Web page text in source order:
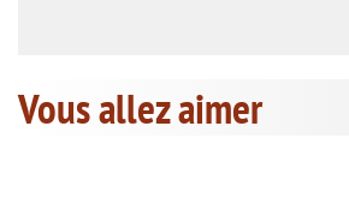
Vous allez aimer